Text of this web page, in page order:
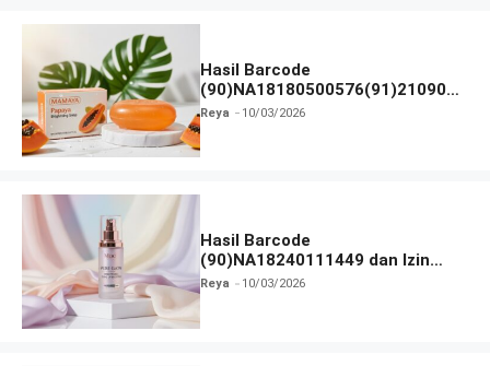
Hasil Barcode
(90)NA18180500576(91)210906
dan Izin BPOM
Reya 10/03/2026
Hasil Barcode
(90)NA18240111449 dan Izin
BPOM
Reya 10/03/2026